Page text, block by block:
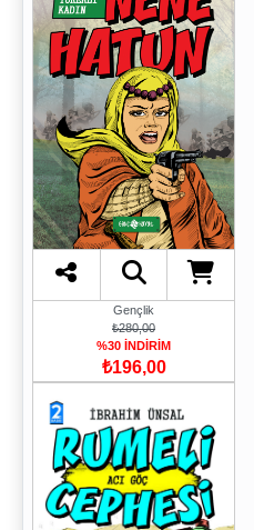
Gençlik
₺280,00
%30 İNDİRİM
₺196,00